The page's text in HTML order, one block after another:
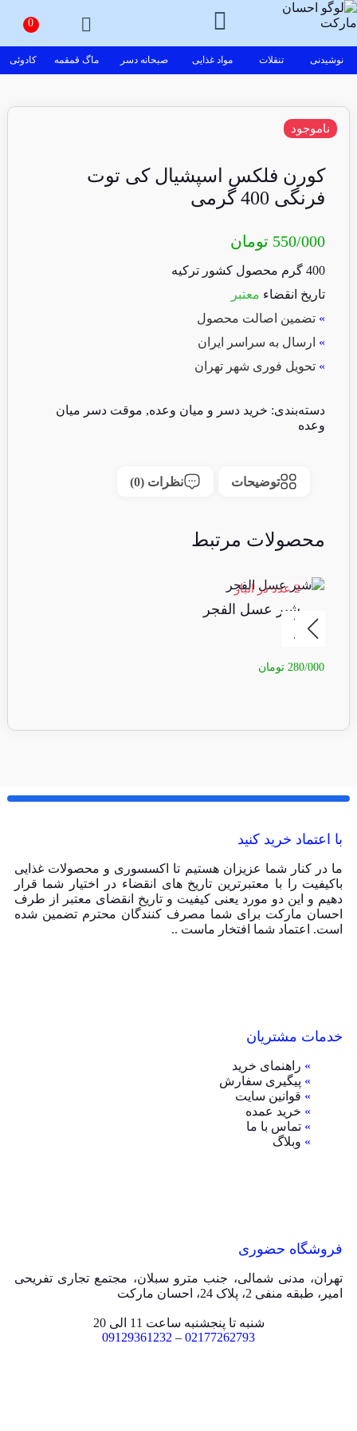
نوشیدنی تنقلات مواد غذایی صبحانه دسر ماگ قمقمه کادوئی
کورن فلکس اسپشیال کی توت
فرنگی 400 گرمی
550/000 تومان
400 گرم محصول کشور ترکیه
تاریخ انقضاء معتبر
» تضمین اصالت محصول
» ارسال به سراسر ایران
» تحویل فوری شهر تهران
ناموجود
دسته‌بندی: خرید دسر و میان وعده, موقت دسر میان
وعده
توضیحات نظرات (0)
محصولات مرتبط
2 عدد در انبار
شیر عسل الفجر
280/000 تومان
با اعتماد خرید کنید
ما در کنار شما عزیزان هستیم تا اکسسوری و محصولات غذایی
باکیفیت را با معتبرترین تاریخ های انقضاء در اختیار شما قرار
دهیم و این دو مورد یعنی کیفیت و تاریخ انقضای معتبر از طرف
احسان مارکت برای شما مصرف کنندگان محترم تضمین شده
است. اعتماد شما افتخار ماست ..
خدمات مشتریان
» راهنمای خرید
» پیگیری سفارش
» قوانین سایت
» خرید عمده
» تماس با ما
» وبلاگ
فروشگاه حضوری
تهران، مدنی شمالی، جنب مترو سبلان، مجتمع تجاری تفریحی
امیر، طبقه منفی 2، پلاک 24، احسان مارکت
شنبه تا پنجشنبه ساعت 11 الی 20
02177262793
–
09129361232